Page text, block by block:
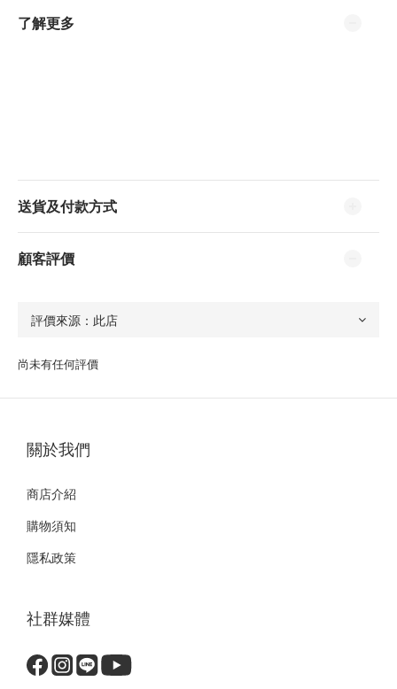
了解更多
送貨及付款方式
顧客評價
尚未有任何評價
關於我們
商店介紹
購物須知
隱私政策
社群媒體